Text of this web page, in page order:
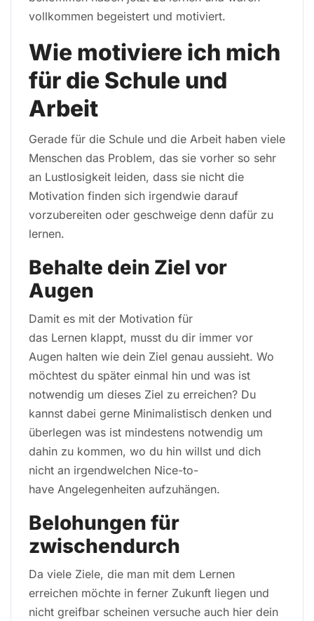
vollkommen begeistert und motiviert.
Wie motiviere ich mich
für die Schule und
Arbeit
Gerade für die Schule und die Arbeit haben viele
Menschen das Problem, das sie vorher so sehr
an Lustlosigkeit leiden, dass sie nicht die
Motivation finden sich irgendwie darauf
vorzubereiten oder geschweige denn dafür zu
lernen.
Behalte dein Ziel vor
Augen
Damit es mit der Motivation für
das Lernen klappt, musst du dir immer vor
Augen halten wie dein Ziel genau aussieht. Wo
möchtest du später einmal hin und was ist
notwendig um dieses Ziel zu erreichen? Du
kannst dabei gerne Minimalistisch denken und
überlegen was ist mindestens notwendig um
dahin zu kommen, wo du hin willst und dich
nicht an irgendwelchen Nice-to-
have Angelegenheiten aufzuhängen.
Belohungen für
zwischendurch
Da viele Ziele, die man mit dem Lernen
erreichen möchte in ferner Zukunft liegen und
nicht greifbar scheinen versuche auch hier dein